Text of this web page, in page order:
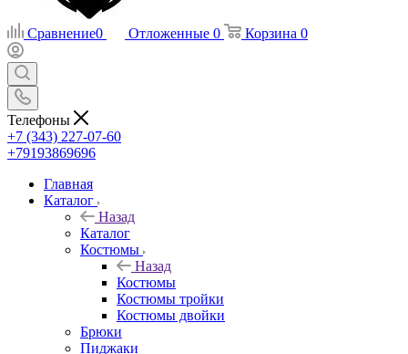
Сравнение0 Отложенные 0 Корзина 0
Телефоны
+7 (343) 227-07-60
+79193869696
Главная
Каталог
Назад
Каталог
Костюмы
Назад
Костюмы
Костюмы тройки
Костюмы двойки
Брюки
Пиджаки